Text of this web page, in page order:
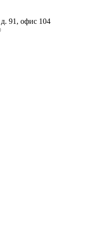
91, офис 104